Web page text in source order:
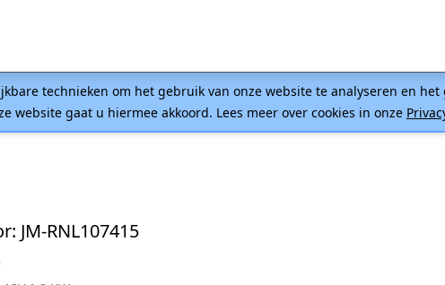
technieken om het gebruik van onze website te analyseren en
website gaat u hiermee akkoord. Lees meer over cookies in onze
JM-RNL107415